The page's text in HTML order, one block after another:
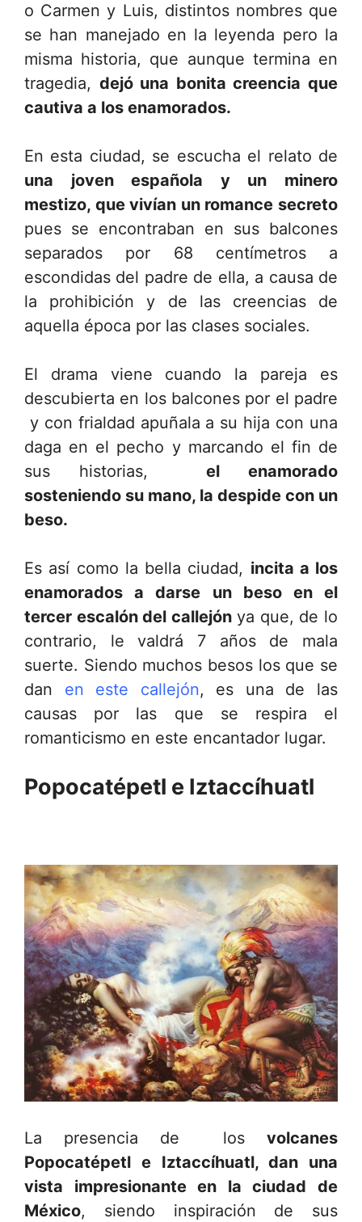
o Carmen y Luis, distintos nombres que
se han manejado en la leyenda pero la
misma historia, que aunque termina en
tragedia, dejó una bonita creencia que
cautiva a los enamorados.
En esta ciudad, se escucha el relato de
una joven española y un minero
mestizo, que vivían un romance secreto
pues se encontraban en sus balcones
separados por 68 centímetros a
escondidas del padre de ella, a causa de
la prohibición y de las creencias de
aquella época por las clases sociales.
El drama viene cuando la pareja es
descubierta en los balcones por el padre
y con frialdad apuñala a su hija con una
daga en el pecho y marcando el fin de
sus historias, el enamorado
sosteniendo su mano, la despide con un
beso.
Es así como la bella ciudad, incita a los
enamorados a darse un beso en el
tercer escalón del callejónya que, de lo
contrario, le valdrá 7 años de mala
suerte. Siendo muchos besos los que se
dan en este callejón, es una de las
causas por las que se respira el
romanticismo en este encantador lugar.
Popocatépetl e Iztaccíhuatl
La presencia de los volcanes
Popocatépetl e Iztaccíhuatl, dan una
vista impresionante en la ciudad de
México, siendo inspiración de sus